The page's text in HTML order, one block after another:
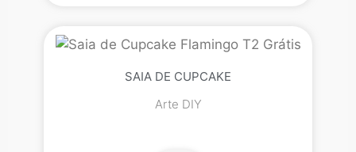
SAIA DE CUPCAKE
Arte DIY